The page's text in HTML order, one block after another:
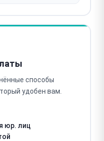
способы
удобен вам.
юр. лиц